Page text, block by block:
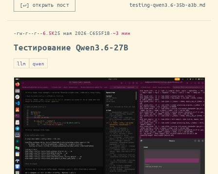
[↵] открыть пост testing-qwen3.6-35b-a3b.md
-rw-r--r--6.5K25 мая 2026 ·C655F1B ·~3 мин
Тестирование Qwen3.6-27B
llm qwen